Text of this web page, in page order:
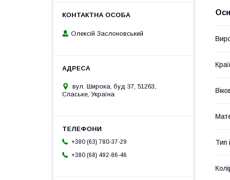
Тип
Олексій Заслоновський
вул. Широка, буд 37, 51263,
Спаське, Україна
+380 (63) 780-37-29
+380 (68) 492-86-46